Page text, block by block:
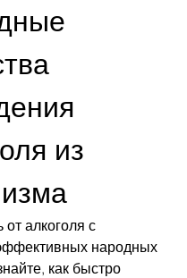
из
от алкоголя с
народных
как быстро